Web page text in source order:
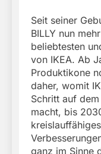
Seit seiner
BILLY nun
beliebtesten
von IKEA. Ab
Produktikone
daher, womit
Schritt auf
macht, bis
ganz im Sinne